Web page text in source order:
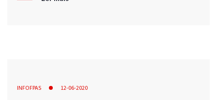
INFOFPAS 12-06-2020